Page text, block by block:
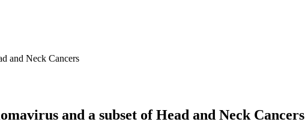
and Neck Cancers
and a subset of Head and Neck Cancers